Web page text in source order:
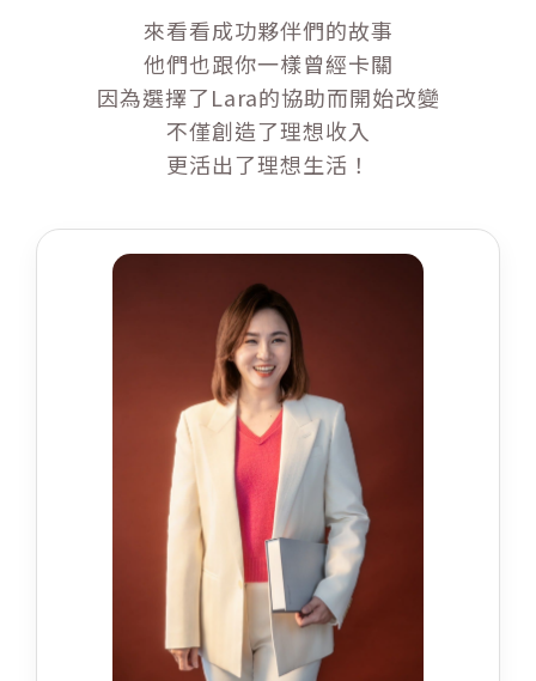
來看看成功夥伴們的故事
他們也跟你一樣曾經卡關
因為選擇了Lara的協助而開始改變
不僅創造了理想收入
更活出了理想生活！